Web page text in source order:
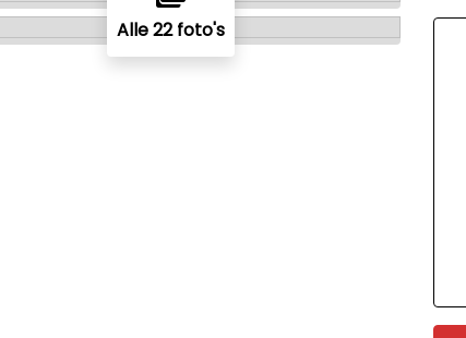
Alle 22 foto's